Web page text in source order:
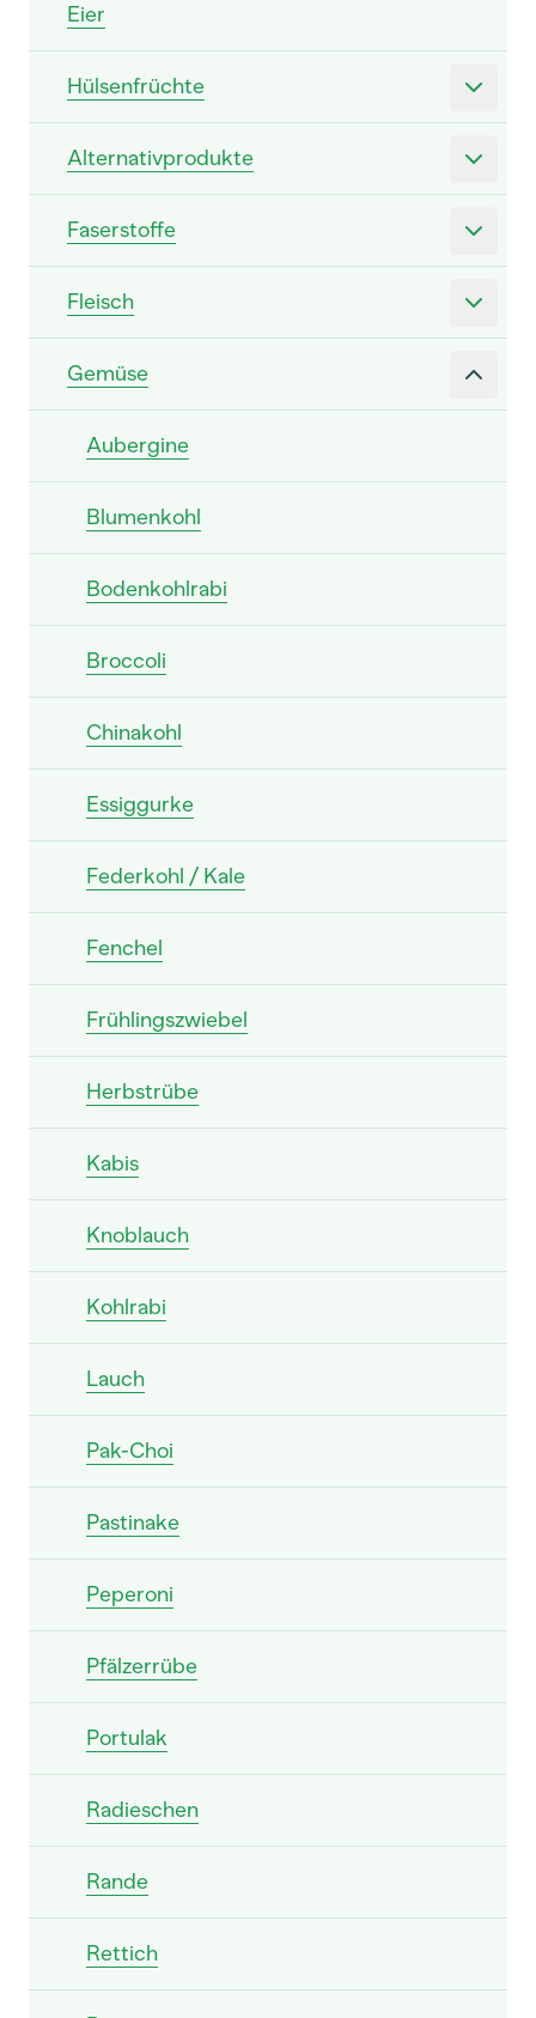
Eier
Hülsenfrüchte
Alternativprodukte
Faserstoffe
Fleisch
Gemüse
Aubergine
Blumenkohl
Bodenkohlrabi
Broccoli
Chinakohl
Essiggurke
Federkohl / Kale
Fenchel
Frühlingszwiebel
Herbstrübe
Kabis
Knoblauch
Kohlrabi
Lauch
Pak-Choi
Pastinake
Peperoni
Pfälzerrübe
Portulak
Radieschen
Rande
Rettich